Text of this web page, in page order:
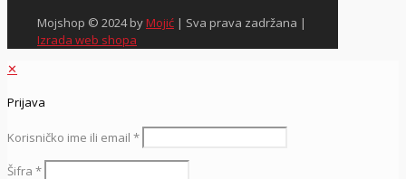
Mojshop © 2024 byMojić | Sva prava zadržana |
Izrada web shopa
✕
Prijava
Korisničko ime ili email *
Šifra *